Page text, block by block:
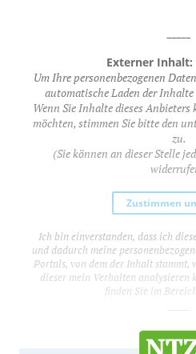
Externer
Um Ihre personenbezogenen
automatische Laden der Inhalte
Wenn Sie Inhalte dieses
möchten, stimmen Sie bitte den
zu.
(Sie können an dieser Stelle
Zustimmen
Ich bin einverstanden, dass ich
und dadurch meine
Portals, von dem der Inhalt stammt,
dieser mein Verhalten analysieren
finden Sie im Bereich